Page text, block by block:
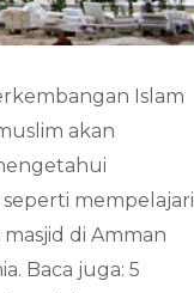
Islam
akan
mempelajari
di Amman
Baca juga: 5